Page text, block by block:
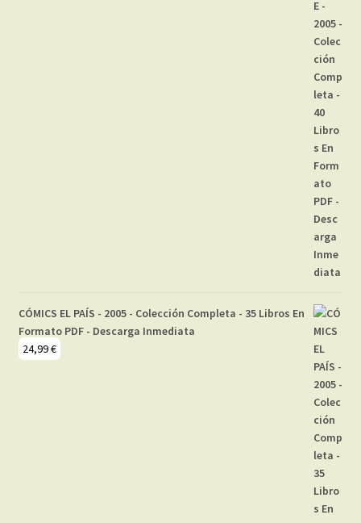
CÓMICS EL PAÍS - 2005 - Colección Completa - 35 Libros En
Formato PDF - Descarga Inmediata
24,99€